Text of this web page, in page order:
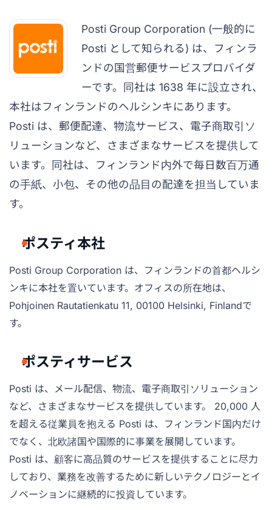
Posti Group Corporation (一般的に
Posti として知られる) は、フィンラ
ンドの国営郵便サービスプロバイダ
ーです。同社は 1638 年に設立され、
本社はフィンランドのヘルシンキにあります。
Posti は、郵便配達、物流サービス、電子商取引ソ
リューションなど、さまざまなサービスを提供して
います。同社は、フィンランド内外で毎日数百万通
の手紙、小包、その他の品目の配達を担当していま
す。
ポスティ本社
Posti Group Corporation は、フィンランドの首都ヘルシ
ンキに本社を置いています。オフィスの所在地は、
Pohjoinen Rautatienkatu 11, 00100 Helsinki, Finlandで
す。
ポスティサービス
Posti は、メール配信、物流、電子商取引ソリューション
など、さまざまなサービスを提供しています。 20,000 人
を超える従業員を抱える Posti は、フィンランド国内だけ
でなく、北欧諸国や国際的に事業を展開しています。
Posti は、顧客に高品質のサービスを提供することに尽力
しており、業務を改善するために新しいテクノロジーとイ
ノベーションに継続的に投資しています。